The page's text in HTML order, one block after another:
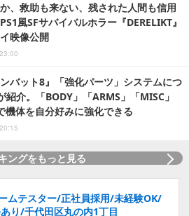
、救助も来ない、残された人間も信用
風SFサバイバルホラー『DERELIKT』
映像公開
ンバット8』「強化パーツ」システムにつ
紹介。「BODY」「ARMS」「MISC」
機体を自分好みに強化できる
ングをもっと見る
ムテスター/正社員採用/未経験OK/
り/千代田区丸の内1丁目